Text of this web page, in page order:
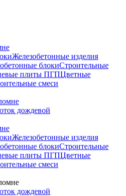
Железобетонные изделия
блокиСтроительные
плиты ПГПЦветные
смеси
дождевой
Железобетонные изделия
блокиСтроительные
плиты ПГПЦветные
смеси
дождевой